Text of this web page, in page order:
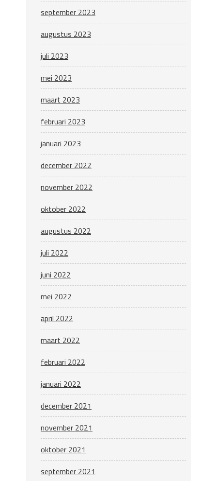
september 2023
augustus 2023
juli 2023
mei 2023
maart 2023
februari 2023
januari 2023
december 2022
november 2022
oktober 2022
augustus 2022
juli 2022
juni 2022
mei 2022
april 2022
maart 2022
februari 2022
januari 2022
december 2021
november 2021
oktober 2021
september 2021